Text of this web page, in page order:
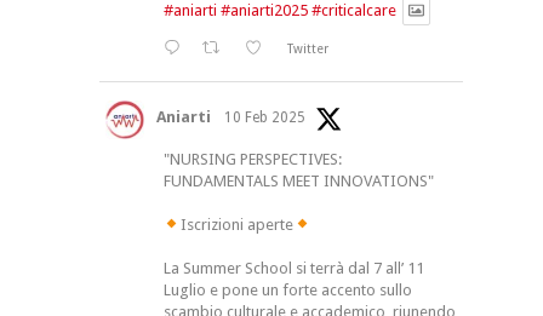
#aniarti #aniarti2025 #criticalcare
Twitter
Aniarti 10 Feb 2025
"NURSING PERSPECTIVES:
FUNDAMENTALS MEET INNOVATIONS"
Iscrizioni aperte
La Summer School si terrà dal 7 all’ 11
Luglio e pone un forte accento sullo
scambio culturale e accademico, riunendo